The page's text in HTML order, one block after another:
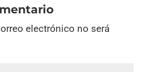
electrónico no será